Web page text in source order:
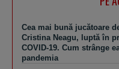
Cea mai bună jucătoare
Cristina Neagu, luptă în
COVID-19. Cum strânge
pandemia